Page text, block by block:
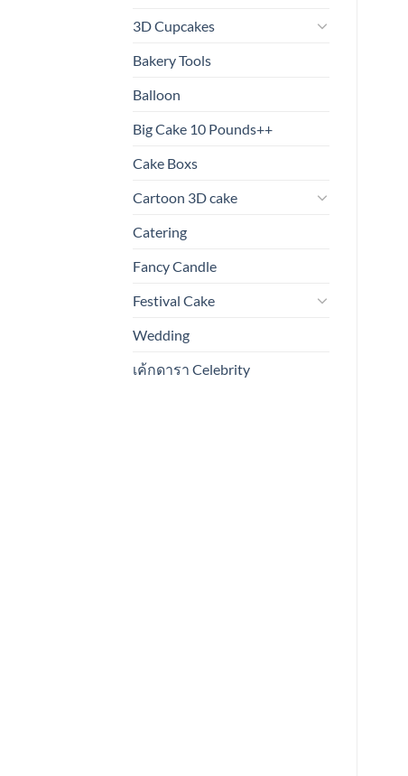
3D Cupcakes
Bakery Tools
Balloon
Big Cake 10 Pounds++
Cake Boxs
Cartoon 3D cake
Catering
Fancy Candle
Festival Cake
Wedding
เค้กดารา Celebrity